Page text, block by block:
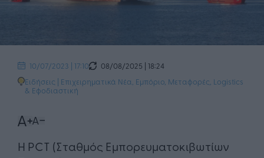
10/07/2023 | 17:10
08/08/2025 | 18:24
Ειδήσεις | Επιχειρηματικά Νέα Εμπόριο Μεταφορές, Logistics
& Εφοδιαστική
Η PCT (Σταθμός Εμπορευματοκιβωτίων